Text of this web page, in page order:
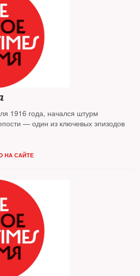
1916 года, начался штурм
— один из ключевых эпизодов
НА САЙТЕ